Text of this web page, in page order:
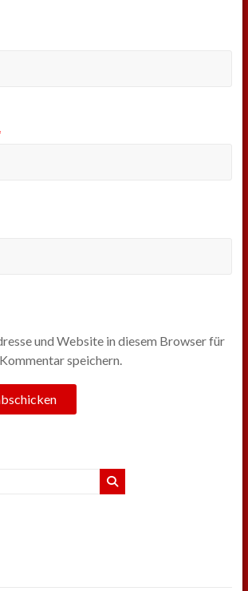
und Website in diesem Browser für
speichern.